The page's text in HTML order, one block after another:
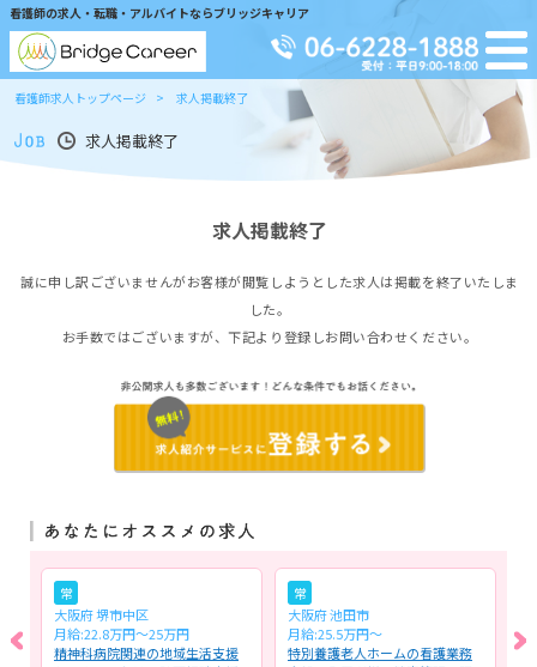
看護師の求人・転職・アルバイトならブリッジキャリア
看護師求人トップページ 求人掲載終了
求人掲載終了
求人掲載終了
誠に申し訳ございませんがお客様が閲覧しようとした求人は掲載を終了いたしま
した。
お手数ではございますが、下記より登録しお問い合わせください。
常
大阪府 堺市中区
月給:22.8万円～25万円
精神科病院関連の地域生活支援
常
大阪府 池田市
月給:25.5万円～
特別養護老人ホームの看護業務